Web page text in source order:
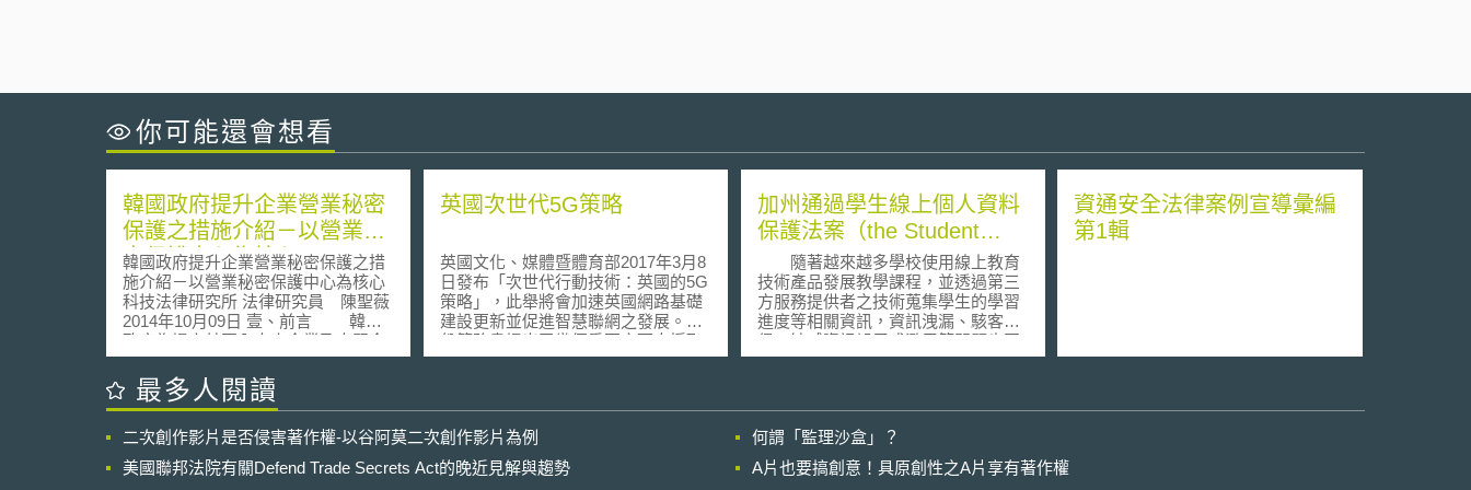
你可能還會想看
韓國政府提升企業營業秘密
保護之措施介紹－以營業秘
密保護中心為核心
韓國政府提升企業營業秘密保護之措
施介紹－以營業秘密保護中心為核心
科技法律研究所 法律研究員 陳聖薇
2014年10月09日 壹、前言 韓國
政府為提高其國內中小企業及中堅企
業因應智財權侵權與紛爭之能力，今
(2014)年度由國家智慧財產委員會[1]
為首，與文化體育觀光部、專利廳、
慧財產權保護政策協商會議[2]」，討
論如何提高政府面對專利、商標、著
作權及營業秘密等智財侵權之因應效
英國次世代5G策略
英國文化、媒體暨體育部2017年3月8
日發布「次世代行動技術：英國的5G
策略」，此舉將會加速英國網路基礎
建設更新並促進智慧聯網之發展。這
份策略書提出了幾個重要方面來採取
行動： 建構經濟實例：英國政府計畫
環境下建設的效益，且與Ofcom合作
了解目前環境與法規障礙。 調適法
規：政府會持續檢查相關法規是否需
加州通過學生線上個人資料
保護法案（the Student
Online Personal Information
Protection Act）
隨著越來越多學校使用線上教育
技術產品發展教學課程，並透過第三
方服務提供者之技術蒐集學生的學習
進度等相關資訊，資訊洩漏、駭客入
侵、敏感資訊誤用或濫用等問題也因
應而生。於2014年9月30日，加州州
又稱學生線上個人資料保護法案（the
Student Online Personal Information
Protection Act，簡稱SOPIPA）。
資通安全法律案例宣導彙編
第1輯
最多人閱讀
二次創作影片是否侵害著作權-以谷阿莫二次創作影片為例
何謂「監理沙盒」？
美國聯邦法院有關Defend Trade Secrets Act的晚近見解與趨勢
A片也要搞創意！具原創性之A片享有著作權